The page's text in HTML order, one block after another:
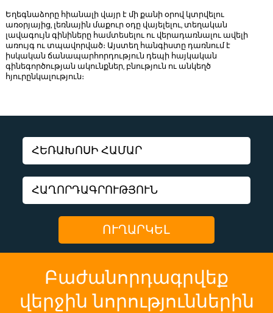
Եղեգնաձորը հիանալի վայր է մի քանի օրով կտրվելու
առօրյայից, լեռնային մաքուր օդը վայելելու, տեղական
լավագույն գինիները համտեսելու ու վերադառնալու ավելի
առույգ ու տպավորված։ Այստեղ հանգիստը դառնում է
իսկական ճանապարհորդություն դեպի հայկական
գինեգործության ակունքներ, բնություն ու անկեղծ
հյուրընկալություն։
Բաժանորդագրվեք
վերջին նորություններին